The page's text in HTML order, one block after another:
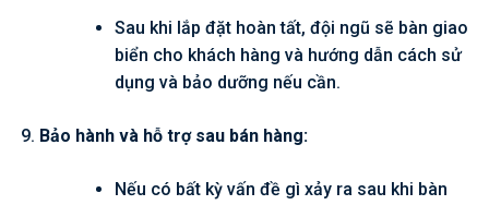
Sau khi lắp đặt hoàn tất, đội ngũ sẽ bàn giao
biển cho khách hàng và hướng dẫn cách sử
dụng và bảo dưỡng nếu cần.
Bảo hành và hỗ trợ sau bán hàng:
Nếu có bất kỳ vấn đề gì xảy ra sau khi bàn